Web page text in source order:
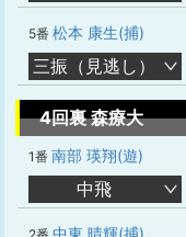
5番 松本 康生(捕)
三振（見逃し）
4回裏 森療大
1番 南部 瑛翔(遊)
中飛
中東 晴輝(捕)